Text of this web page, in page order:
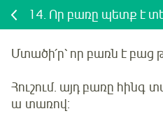
14. Որ բառը պետք է
Մտածի՛ր՝ որ բառն է բաց
Հուշում. այդ բառը հինգ
ա տառով: